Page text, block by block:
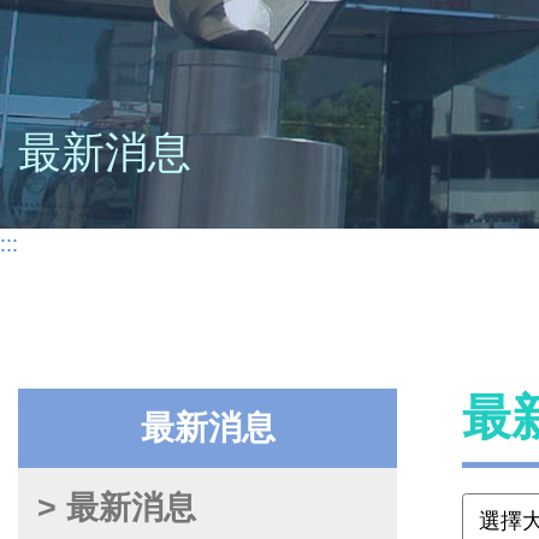
最新消息
:::
最新消息
> 最新消息
最